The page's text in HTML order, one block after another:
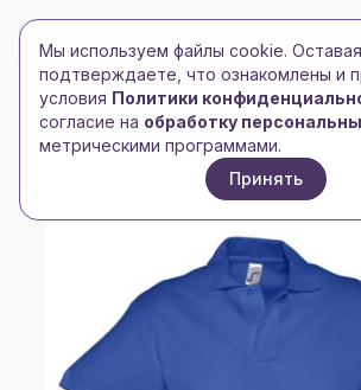
Toggle navigation
Toggle navigation
БРЕНД-ЛОГО
Главная/Рубашки поло/Мужские
Рубашка поло мужская Spirit 240,
Мы используем файлы cookie.
подтверждаете, что ознакомлены и
условия Политики
согласие на обработку
метрическими программами.
Принять